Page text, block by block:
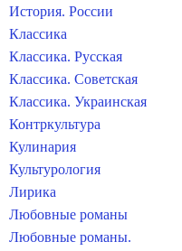
История. России
Классика
Классика. Русская
Классика. Советская
Классика. Украинская
Контркультура
Кулинария
Культурология
Лирика
Любовные романы
Любовные романы.